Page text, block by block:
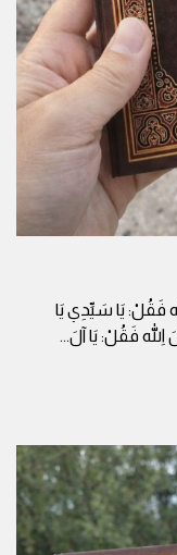
فَقُلْ: يَا سَيِّدِي يَا
فَقُلْ: يَا آلَ...